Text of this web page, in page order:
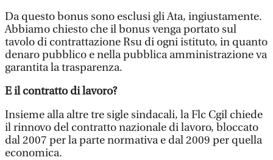
Da questo bonus sono esclusi gli Ata, ingiustamente.
Abbiamo chiesto che il bonus venga portato sul
tavolo di contrattazione Rsu di ogni istituto, in quanto
denaro pubblico e nella pubblica amministrazione va
garantita la trasparenza.
E il contratto di lavoro?
Insieme alla altre tre sigle sindacali, la Flc Cgil chiede
il rinnovo del contratto nazionale di lavoro, bloccato
dal 2007 per la parte normativa e dal 2009 per quella
economica.